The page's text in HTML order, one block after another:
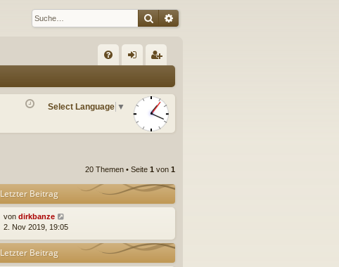
SucheErweiterte Suche
Q m
el
ist
rie
Select Language ▼
20 Themen • Seite 1 von 1
Letzter Beitrag
von dirkbanze
2. Nov 2019, 19:05
Letzter Beitrag